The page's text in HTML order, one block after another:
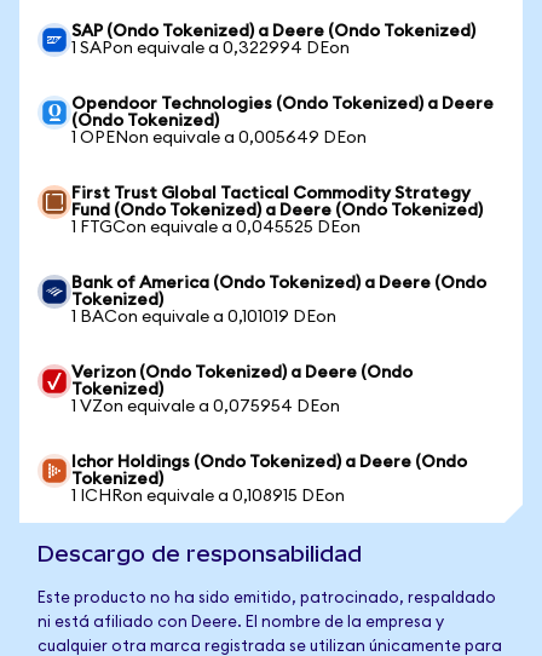
SAP (Ondo Tokenized) a Deere (Ondo Tokenized)
1 SAPon equivale a 0,322994 DEon
Opendoor Technologies (Ondo Tokenized) a Deere
(Ondo Tokenized)
1 OPENon equivale a 0,005649 DEon
First Trust Global Tactical Commodity Strategy
Fund (Ondo Tokenized) a Deere (Ondo Tokenized)
1 FTGCon equivale a 0,045525 DEon
Bank of America (Ondo Tokenized) a Deere (Ondo
Tokenized)
1 BACon equivale a 0,101019 DEon
Verizon (Ondo Tokenized) a Deere (Ondo
Tokenized)
1 VZon equivale a 0,075954 DEon
Ichor Holdings (Ondo Tokenized) a Deere (Ondo
Tokenized)
1 ICHRon equivale a 0,108915 DEon
Descargo de responsabilidad
Este producto no ha sido emitido, patrocinado, respaldado
ni está afiliado con Deere. El nombre de la empresa y
cualquier otra marca registrada se utilizan únicamente para